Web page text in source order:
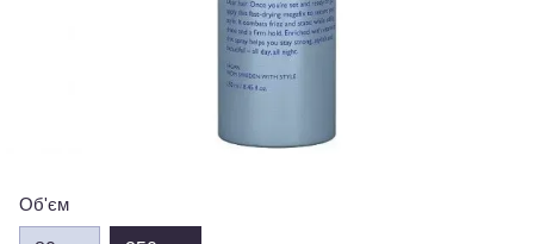
Об'єм